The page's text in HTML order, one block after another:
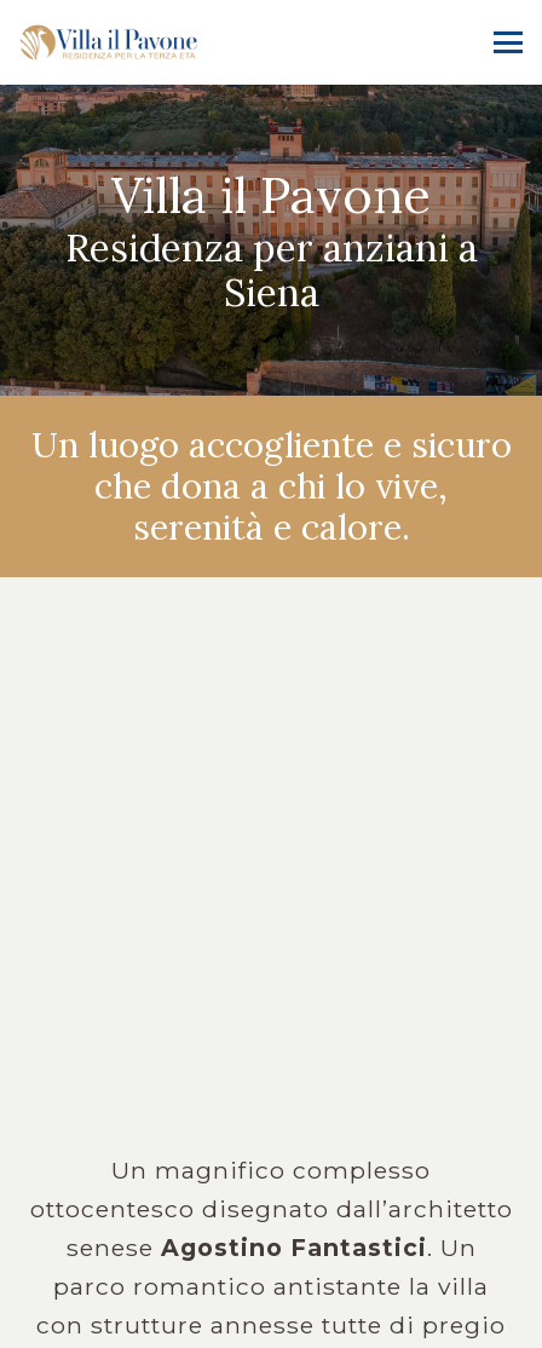
Villa il Pavone
Residenza per anziani a
Siena
Un luogo accogliente e sicuro
che dona a chi lo vive,
serenità e calore.
Un magnifico complesso
ottocentesco disegnato dall’architetto
senese Agostino Fantastici. Un
parco romantico antistante la villa
con strutture annesse tutte di pregio